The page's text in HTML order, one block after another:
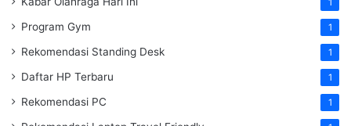
1
Program Gym 1
Rekomendasi Standing Desk 1
Daftar HP Terbaru 1
Rekomendasi PC 1